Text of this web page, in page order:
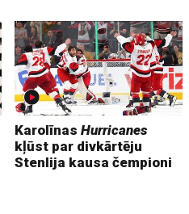
KarolīnasHurricanes
kļūst par divkārtēju
Stenlija kausa čempioni